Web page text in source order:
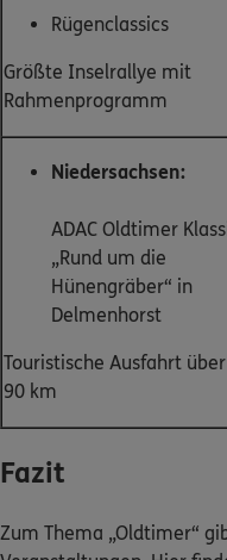
Rügenclassics
Größte Inselrallye mit
Rahmenprogramm
Niedersachsen:
ADAC Oldtimer
„Rund um die
Hünengräber“ in
Delmenhorst
Touristische Ausfahrt über
90 km
Fazit
Zum Thema „Oldtimer“